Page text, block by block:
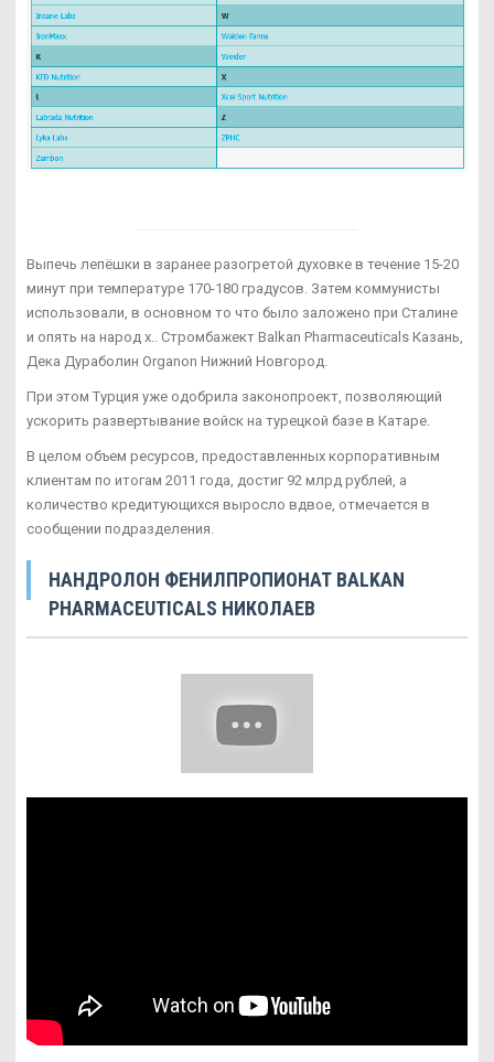
Выпечь лепёшки в заранее разогретой духовке в течение 15-20
минут при температуре 170-180 градусов. Затем коммунисты
использовали, в основном то что было заложено при Сталине
и опять на народ х.. Стромбажект Balkan Pharmaceuticals Казань,
Дека Дураболин Organon Нижний Новгород.
При этом Турция уже одобрила законопроект, позволяющий
ускорить развертывание войск на турецкой базе в Катаре.
В целом объем ресурсов, предоставленных корпоративным
клиентам по итогам 2011 года, достиг 92 млрд рублей, а
количество кредитующихся выросло вдвое, отмечается в
сообщении подразделения.
НАНДРОЛОН ФЕНИЛПРОПИОНАТ BALKAN
PHARMACEUTICALS НИКОЛАЕВ